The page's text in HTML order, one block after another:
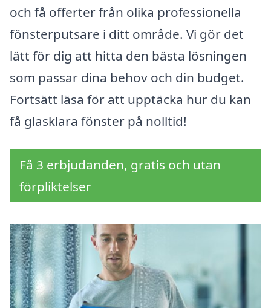
och få offerter från olika professionella
fönsterputsare i ditt område. Vi gör det
lätt för dig att hitta den bästa lösningen
som passar dina behov och din budget.
Fortsätt läsa för att upptäcka hur du kan
få glasklara fönster på nolltid!
Få 3 erbjudanden, gratis och utan
förpliktelser